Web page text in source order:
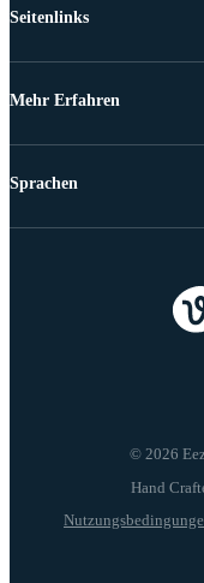
Seitenlinks
Mehr Erfahren
© 2026
Sprachen